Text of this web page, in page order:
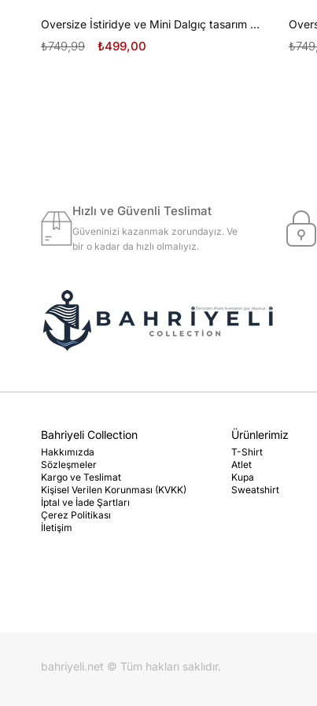
Oversize İstiridye ve Mini Dalgıç tasarım unisex T-shirt
₺499,00
₺749,99
Hızlı ve Güvenli Teslimat
Güveninizi kazanmak zorundayız. Ve
bir o kadar da hızlı olmalıyız.
Bahriyeli Collection
Hakkımızda
Sözleşmeler
Kargo ve Teslimat
Kişisel Verilen Korunması (KVKK)
İptal ve İade Şartları
Çerez Politikası
İletişim
Ürünlerimiz
T-Shirt
Atlet
Kupa
Sweatshirt
bahriyeli.net © Tüm hakları saklıdır.